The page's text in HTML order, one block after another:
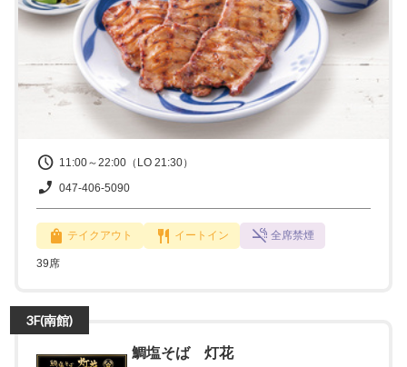
11:00～22:00（LO 21:30）
047-406-5090
テイクアウト イートイン 全席禁煙
39席
3F(南館)
鯛塩そば 灯花